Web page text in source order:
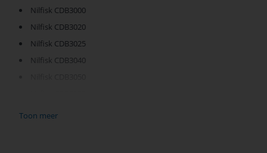
Nilfisk CDB3000
Nilfisk CDB3020
Nilfisk CDB3025
Nilfisk CDB3040
Toon meer